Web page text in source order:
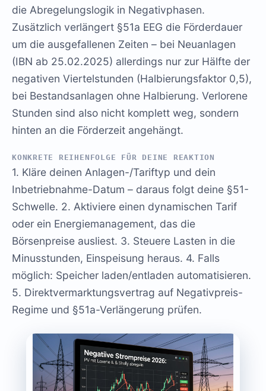
die Abregelungslogik in Negativphasen.
Zusätzlich verlängert §51a EEG die Förderdauer
um die ausgefallenen Zeiten – bei Neuanlagen
(IBN ab 25.02.2025) allerdings nur zur Hälfte der
negativen Viertelstunden (Halbierungsfaktor 0,5),
bei Bestandsanlagen ohne Halbierung. Verlorene
Stunden sind also nicht komplett weg, sondern
hinten an die Förderzeit angehängt.
KONKRETE REIHENFOLGE FÜR DEINE REAKTION
1. Kläre deinen Anlagen-/Tariftyp und dein
Inbetriebnahme-Datum – daraus folgt deine §51-
Schwelle. 2. Aktiviere einen dynamischen Tarif
oder ein Energiemanagement, das die
Börsenpreise ausliest. 3. Steuere Lasten in die
Minusstunden, Einspeisung heraus. 4. Falls
möglich: Speicher laden/entladen automatisieren.
5. Direktvermarktungsvertrag auf Negativpreis-
Regime und §51a-Verlängerung prüfen.